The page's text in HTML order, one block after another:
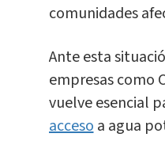
comunidades
Ante esta
empresas como
vuelve esencial
accesoa agua